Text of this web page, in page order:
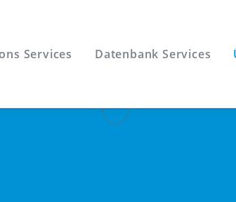
Services Datenbank Services